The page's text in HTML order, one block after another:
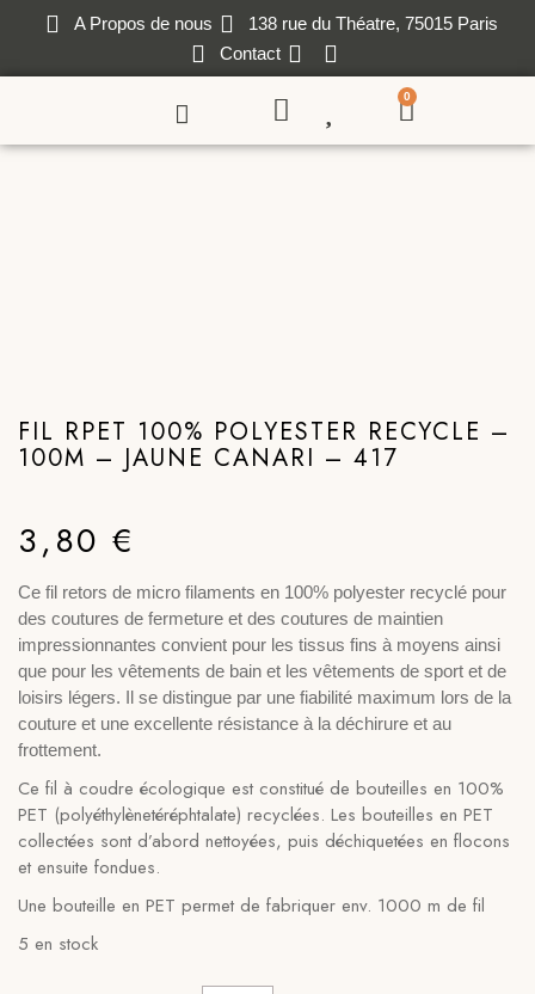
A Propos de nous
138 rue du Théatre, 75015 Paris
Contact
0
FIL RPET 100% POLYESTER RECYCLE –
100M – JAUNE CANARI – 417
3,80 €
Ce fil retors de micro filaments en 100% polyester recyclé pour
des coutures de fermeture et des coutures de maintien
impressionnantes convient pour les tissus fins à moyens ainsi
que pour les vêtements de bain et les vêtements de sport et de
loisirs légers. Il se distingue par une fiabilité maximum lors de la
couture et une excellente résistance à la déchirure et au
frottement.
Ce fil à coudre écologique est constitué de bouteilles en 100%
PET (polyéthylènetéréphtalate) recyclées. Les bouteilles en PET
collectées sont d’abord nettoyées, puis déchiquetées en flocons
et ensuite fondues.
Une bouteille en PET permet de fabriquer env. 1000 m de fil
5 en stock